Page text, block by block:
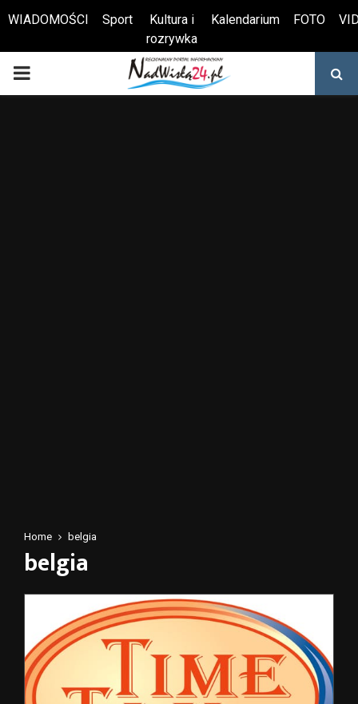
Otwórz pasek narzędzi
WIADOMOŚCI Sport
Kultura i
rozrywka
Kalendarium FOTO
PRIMARY
Home belgia
belgia